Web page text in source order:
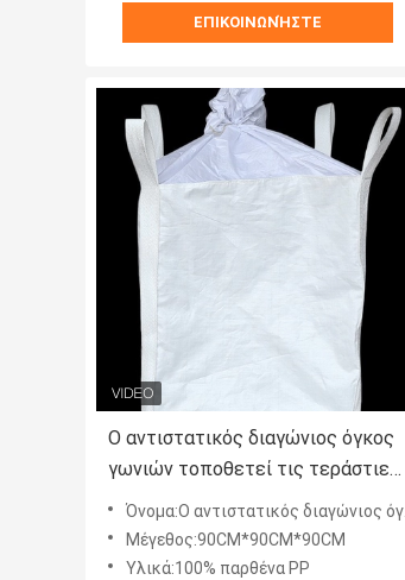
ΕΠΙΚΟΙΝΩΝΉΣΤΕ
Ο αντιστατικός διαγώνιος όγκος
γωνιών τοποθετεί τις τεράστιες
Resealable τσάντες ορθογώνιο
200gsm σε σάκκο 3 τόνων
Όνομα:Ο αντιστατικός διαγώνιος όγκος γωνιών τοποθετεί την πτυσσόμενη σταθερή απόδοση σε σάκκο
Μέγεθος:90CM*90CM*90CM
Υλικά:100% παρθένα PP